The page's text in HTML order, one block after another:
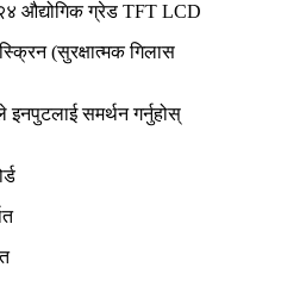
औद्योगिक ग्रेड TFT LCD
(सुरक्षात्मक गिलास
समर्थन गर्नुहोस्